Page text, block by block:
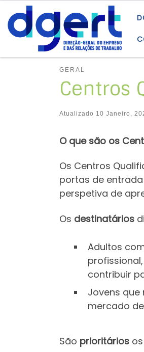
Skip to content
GERAL
Centros
Atualizado 10 Janeiro,
O que são os
Os Centros
portas de
perspetiva de
Os destinatários
Adultos
contribuir
Jovens
mercado
São prioritários